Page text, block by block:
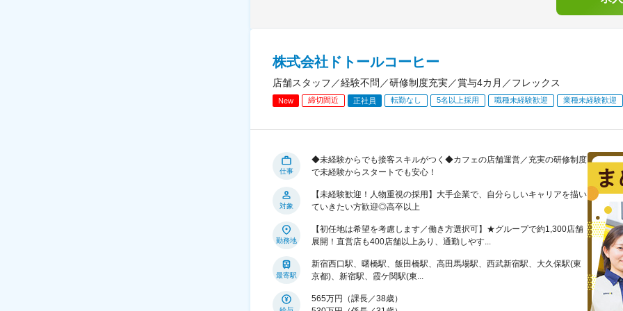
株式会社ドトールコーヒー
店舗スタッフ／経験不問／研修制度充実／賞与4カ月／フレックス
New 締切間近 正社員 転勤なし 5名以上採用 職種未経験歓迎 業種未経験歓迎
仕事
◆未経験からでも接客スキルがつく◆カフェの店舗運営／充実の研修制度
で未経験からスタートでも安心！
対象
【未経験歓迎！人物重視の採用】大手企業で、自分らしいキャリアを描い
ていきたい方歓迎◎高卒以上
勤務地
【初任地は希望を考慮します／働き方選択可】★グループで約1,300店舗
展開！直営店も400店舗以上あり、通勤しやす...
最寄駅
新宿西口駅、曙橋駅、飯田橋駅、高田馬場駅、西武新宿駅、大久保駅(東
京都)、新宿駅、霞ケ関駅(東...
565万円（課長／38歳）